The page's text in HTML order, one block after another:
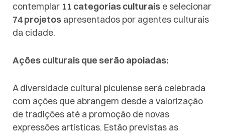
contemplar 11 categorias culturais e selecionar
74 projetos apresentados por agentes culturais
da cidade.
Ações culturais que serão apoiadas:
A diversidade cultural picuiense será celebrada
com ações que abrangem desde a valorização
de tradições até a promoção de novas
expressões artísticas. Estão previstas as